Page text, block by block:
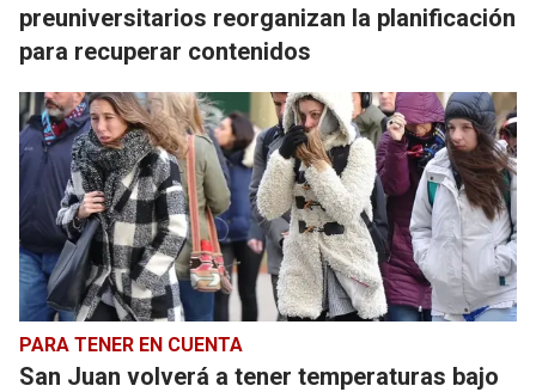
preuniversitarios reorganizan la planificación
para recuperar contenidos
PARA TENER EN CUENTA
San Juan volverá a tener temperaturas bajo